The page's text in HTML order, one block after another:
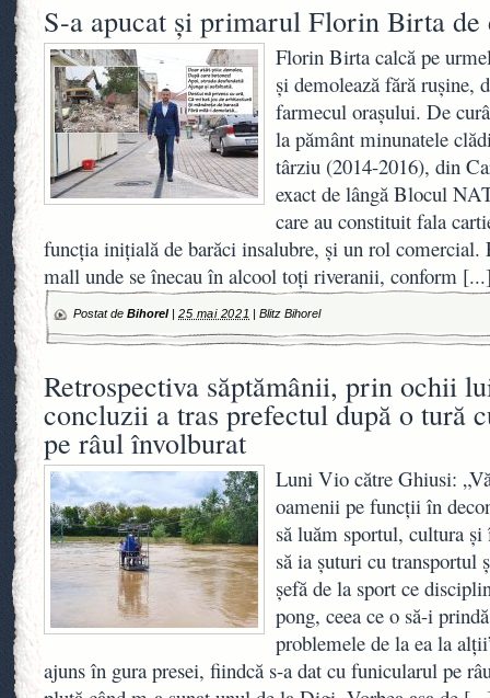
S-a apucat și primarul Florin Birta de
Florin Birta calcă pe
și demolează fără rușine,
farmecul orașului. De
la pământ minunatele
târziu (2014-2016), din
exact de lângă Blocul
care au constituit fala
funcția inițială de barăci insalubre, și un rol comercial.
mall unde se înecau în alcool toți riveranii, conform
Postat de Bihorel| 25 mai 2021 |Blitz Bihorel
Retrospectiva săptămânii, prin ochii
concluzii a tras prefectul după o tură
pe râul învolburat
Luni Vio către Ghiusi:
oamenii pe funcții în
să luăm sportul, cultura
să ia șuturi cu transportul
șefă de la sport ce
pong, ceea ce o să-i
problemele de la ea la
ajuns în gura presei, fiindcă s-a dat cu funicularul pe